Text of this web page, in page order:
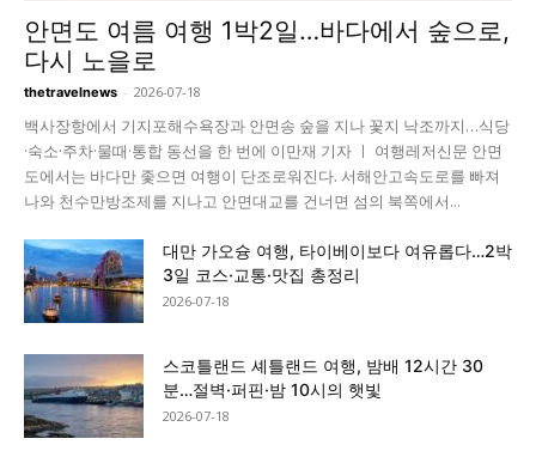
안면도 여름 여행 1박2일…바다에서 숲으로,
다시 노을로
thetravelnews - 2026-07-18
백사장항에서 기지포해수욕장과 안면송 숲을 지나 꽃지 낙조까지…식당
·숙소·주차·물때·통합 동선을 한 번에 이만재 기자 ㅣ 여행레저신문 안면
도에서는 바다만 좇으면 여행이 단조로워진다. 서해안고속도로를 빠져
나와 천수만방조제를 지나고 안면대교를 건너면 섬의 북쪽에서...
대만 가오슝 여행, 타이베이보다 여유롭다…2박
3일 코스·교통·맛집 총정리
2026-07-18
스코틀랜드 셰틀랜드 여행, 밤배 12시간 30
분…절벽·퍼핀·밤 10시의 햇빛
2026-07-18